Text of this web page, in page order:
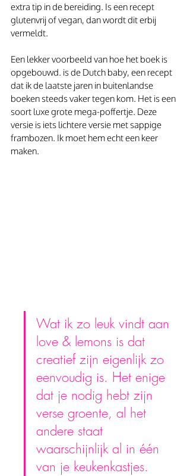
extra tip in de bereiding. Is een recept
glutenvrij of vegan, dan wordt dit erbij
vermeldt.
Een lekker voorbeeld van hoe het boek is
opgebouwd. is de Dutch baby, een recept
dat ik de laatste jaren in buitenlandse
boeken steeds vaker tegen kom. Het is een
soort luxe grote mega-poffertje. Deze
versie is iets lichtere versie met sappige
frambozen. Ik moet hem echt een keer
maken.
Wat ik zo leuk vindt aan
love & lemons is dat
creatief zijn eigenlijk zo
eenvoudig is. Het enige
dat je nodig hebt zijn
verse groente, al het
andere staat
waarschijnlijk al in één
van je keukenkastjes.